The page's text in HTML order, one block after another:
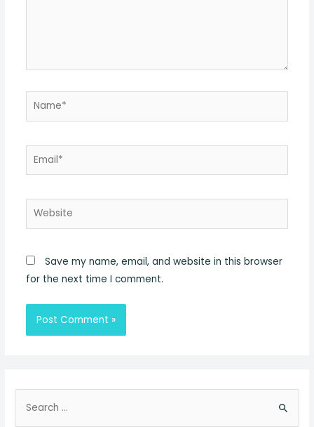
Name*
Email*
Website
Save my name, email, and website in this browser
for the next time I comment.